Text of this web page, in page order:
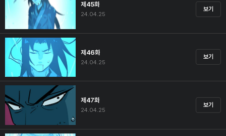
제45화
24.04.25
보기
제46화
24.04.25
보기
제47화
24.04.25
보기